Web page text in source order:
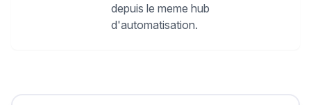
depuis le meme hub
d'automatisation.